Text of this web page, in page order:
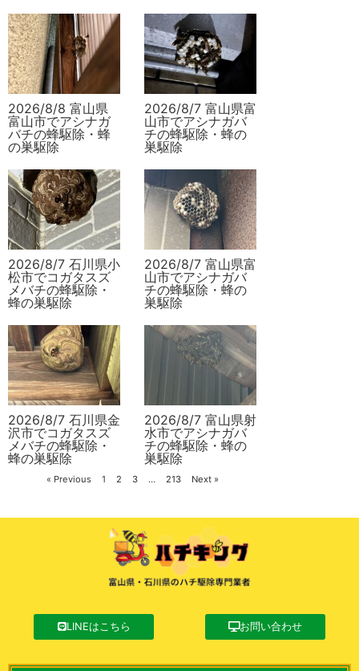
2026/8/8 富山県
富山市でアシナガ
バチの蜂駆除・蜂
の巣駆除
2026/8/7 富山県富
山市でアシナガバ
チの蜂駆除・蜂の
巣駆除
2026/8/7 石川県小
松市でコガタスズ
メバチの蜂駆除・
蜂の巣駆除
2026/8/7 富山県富
山市でアシナガバ
チの蜂駆除・蜂の
巣駆除
2026/8/7 石川県金
沢市でコガタスズ
メバチの蜂駆除・
蜂の巣駆除
2026/8/7 富山県射
水市でアシナガバ
チの蜂駆除・蜂の
巣駆除
« Previous 1 2 3 … 213 Next »
LINEはこちら お問い合わせ